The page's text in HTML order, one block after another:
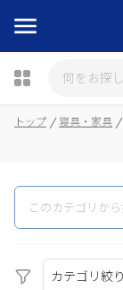
瓶詰
トップ 寝具・家具
カテゴリ絞